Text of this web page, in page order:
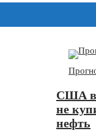
США
не
нефть